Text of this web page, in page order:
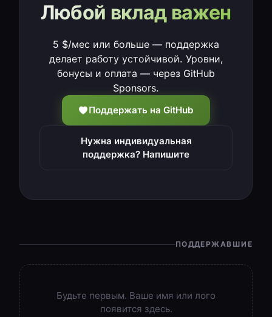
Любой вклад важен
5 $/мес или больше — поддержка
делает работу устойчивой. Уровни,
бонусы и оплата — через GitHub
Sponsors.
Поддержать на GitHub
Нужна индивидуальная
поддержка? Напишите
ПОДДЕРЖАВШИЕ
Будьте первым. Ваше имя или лого
появится здесь.